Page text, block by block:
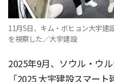
11月5日、キム・ボヒョン大宇建
を視察した／大宇建設
2025年9月、ソウル・ウ
「2025 大宇建設スマー